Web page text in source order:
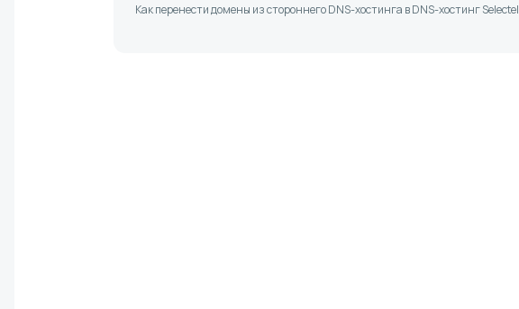
Как перенести домены из стороннего DNS-хостинга в DNS-хостинг Selectel